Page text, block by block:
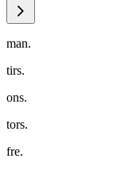
man.
tirs.
ons.
tors.
fre.